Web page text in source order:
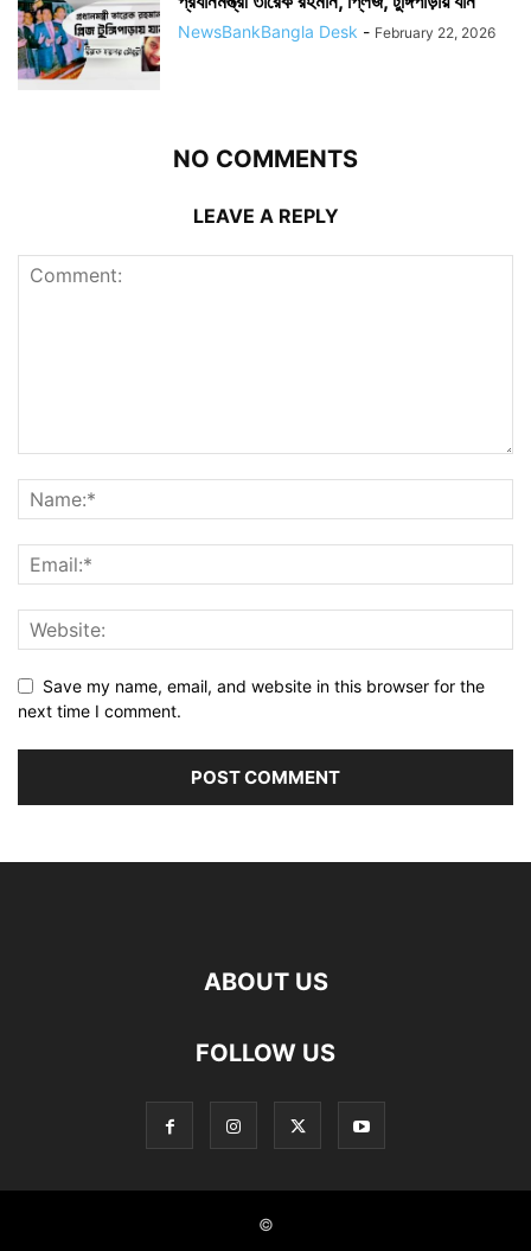
NewsBankBangla Desk - February 22, 2026
NO COMMENTS
LEAVE A REPLY
Save my name, email, and website in this browser for the
next time I comment.
ABOUT US
FOLLOW US
©